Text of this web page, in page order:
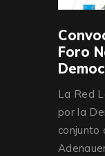
Foro
La Red
por la
conjunto